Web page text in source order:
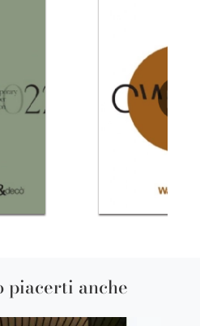
piacerti anche